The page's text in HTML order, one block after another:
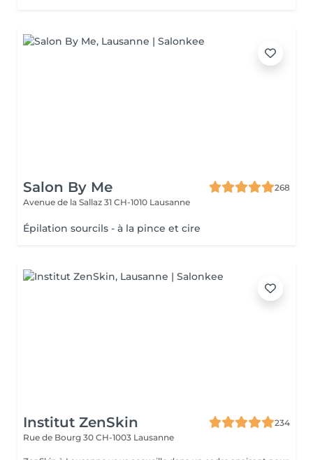
Salon By Me
268
Avenue de la Sallaz 31 CH-1010 Lausanne
Épilation sourcils - à la pince et cire
Institut ZenSkin
234
Rue de Bourg 30 CH-1003 Lausanne